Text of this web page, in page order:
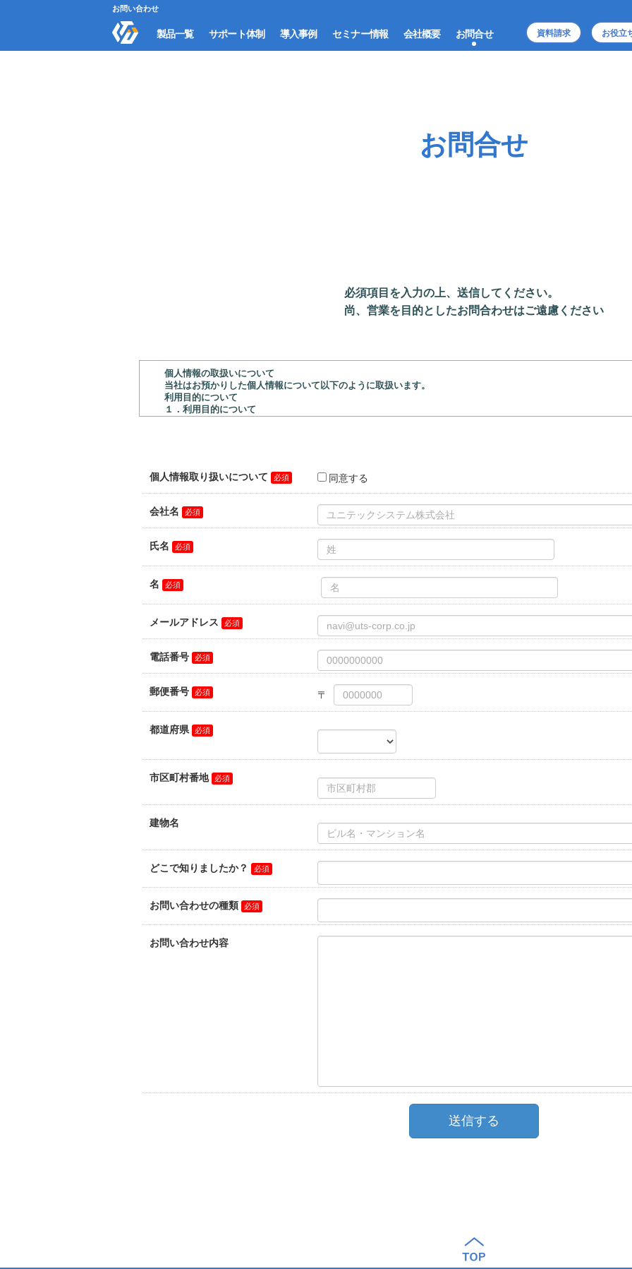
お問い合わせ
製品一覧 サポート体制 導入事例 セミナー情報 会社概要 お問合せ 資料請求 お役立
お問合せ
必須項目を入力の上、送信してください。
尚、営業を目的としたお問合わせはご遠慮ください
個人情報の取扱いについて
当社はお預かりした個人情報について以下のように取扱います。
利用目的について
１．利用目的について
・無料デモ版申込者／体験デモ版申込者情報：資料の送付、連絡
２．個人情報保護管理者について
当社の個人情報保護管理者は以下の通りです。
ユニテックシステム株式会社
個人情報保護管理者 和氣 雅司
住所：〒101-0032 東京都千代田区岩本町3-7-15 VORT秋葉原Ⅶ 11階
電話番号：03-3837-5467
３.委託について
上記１項の利用目的を果たすために外部委託をする場合があります。
４．個人情報を提供することの任意性について
当社に個人情報をお預かりすることは任意です。ただし、お預かりできなかった場合には上記１項の利用目的を
５．個人情報に関する開示等について
当社が保有する開示対象個人情報の取扱いに関する開示等（利用目的の通知、開示、内容の訂正・追加又は削除
供の停止）又は第三者提供記録の開示の申し出は上記２項の個人情報保護管理者までご連絡下さい。開示等の請
きます。
なお、利用目的の通知、及び個人情報の開示に関わる手数料は、1件につき800円を申し受けます。
６．個人情報を保存する場合の注意点
当社ではお客様が承認をした場合のみ、お客様のWebブラウザに特定の情報が保存されます。
お客様の携帯端末またはコンピューターにおける個人情報保護の安全性はお客様の判断に委ねられます。
免責事項
ご本人様が使用したブラウザに保存された個人情報について当社は一切の責任を負いません。